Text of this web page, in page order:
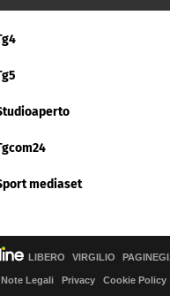
mediaset
LIBERO VIRGILIO
Note Legali Privacy Cookie Policy